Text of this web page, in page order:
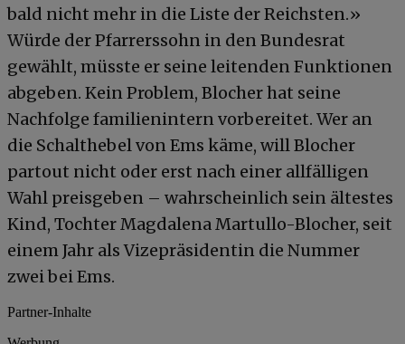
bald nicht mehr in die Liste der Reichsten.»
Würde der Pfarrerssohn in den Bundesrat
gewählt, müsste er seine leitenden Funktionen
abgeben. Kein Problem, Blocher hat seine
Nachfolge familienintern vorbereitet. Wer an
die Schalthebel von Ems käme, will Blocher
partout nicht oder erst nach einer allfälligen
Wahl preisgeben – wahrscheinlich sein ältestes
Kind, Tochter Magdalena Martullo-Blocher, seit
einem Jahr als Vizepräsidentin die Nummer
zwei bei Ems.
Partner-Inhalte